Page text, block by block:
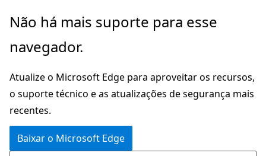
Pular
o
principal
Não há mais suporte para esse
navegador.
Atualize o Microsoft Edge para aproveitar os recursos,
o suporte técnico e as atualizações de segurança mais
recentes.
Baixar o Microsoft Edge